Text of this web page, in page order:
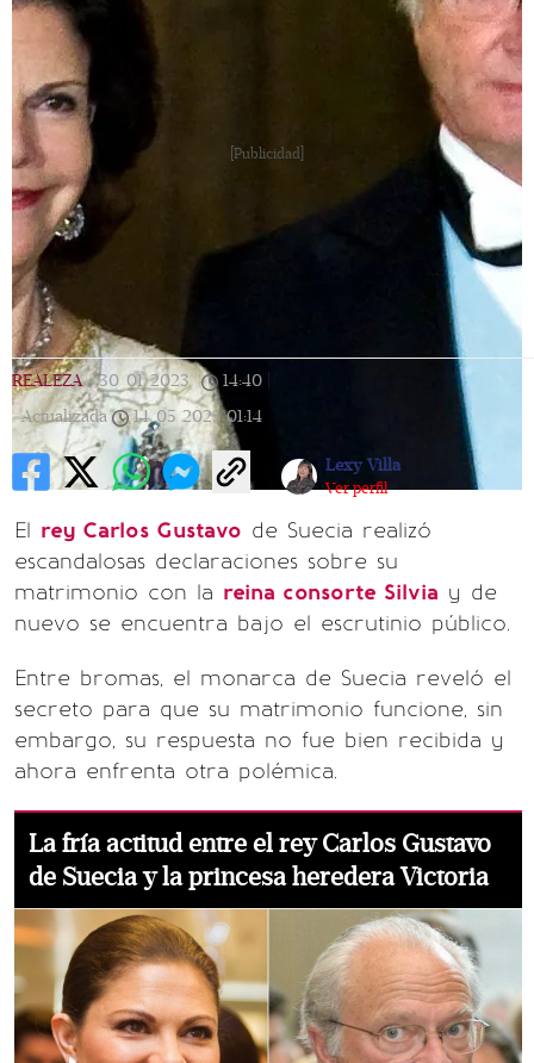
[Publicidad]
REALEZA | 30/01/2023 | 14:40
Actualizada
14/05/2023 01:14
Lexy Villa
Ver perfil
El rey Carlos Gustavo de Suecia realizó
escandalosas declaraciones sobre su
matrimonio con la reina consorte Silvia y de
nuevo se encuentra bajo el escrutinio público.
Entre bromas, el monarca de Suecia reveló el
secreto para que su matrimonio funcione, sin
embargo, su respuesta no fue bien recibida y
ahora enfrenta otra polémica.
La fría actitud entre el rey Carlos Gustavo
de Suecia y la princesa heredera Victoria